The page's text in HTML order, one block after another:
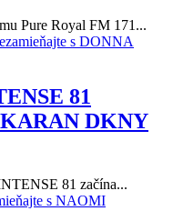
Pure Royal FM 171...
81
KARAN DKNY
81 začína...